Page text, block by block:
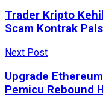
Trader Kripto
Scam Kontrak
Next Post
Upgrade
Pemicu Rebound